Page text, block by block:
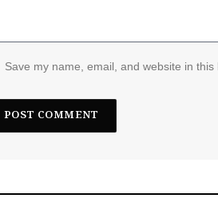
Save my name, email, and website in